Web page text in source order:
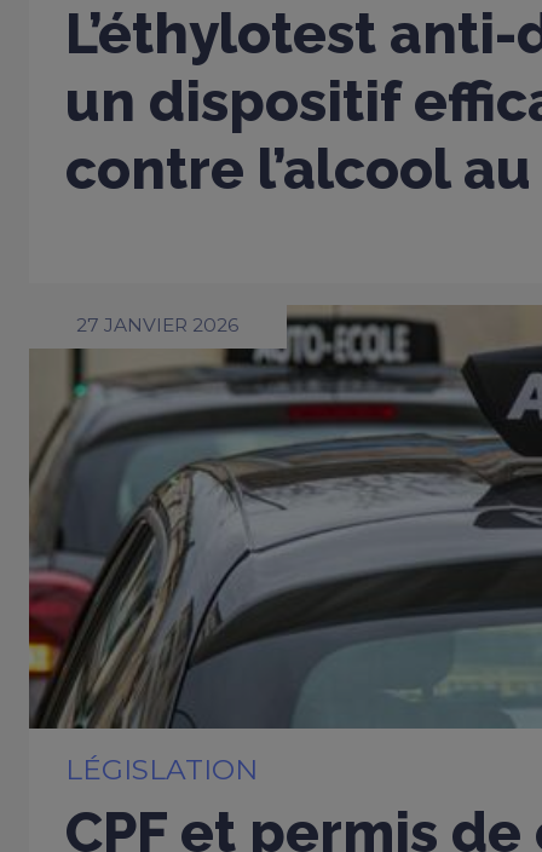
L’éthylotest
un dispositif
contre l’alcool
27 JANVIER 2026
LÉGISLATION
CPF et permis